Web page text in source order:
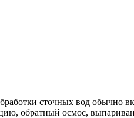
сточных вод обычно
обратный осмос,